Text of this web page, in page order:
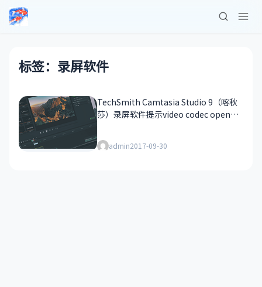
标签：录屏软件
TechSmith Camtasia Studio 9（喀秋
莎）录屏软件提示video codec open
admin2017-09-30